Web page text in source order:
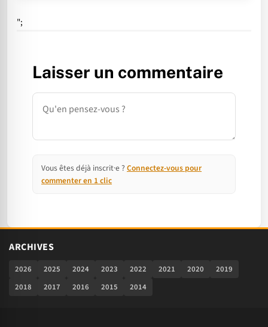
";
Laisser un commentaire
Commentaire
Vous êtes déjà inscrit·e ? Connectez-vous pour
commenter en 1 clic
ARCHIVES
2026 2025 2024 2023 2022 2021 2020
2019
2018
2017 2016 2015 2014